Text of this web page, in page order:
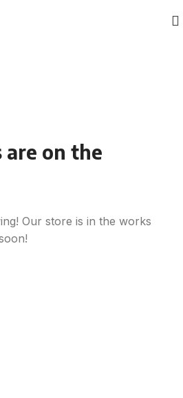
are on the
Our store is in the works